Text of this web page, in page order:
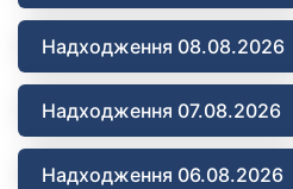
Надходження 08.08.2026
Надходження 07.08.2026
Надходження 06.08.2026